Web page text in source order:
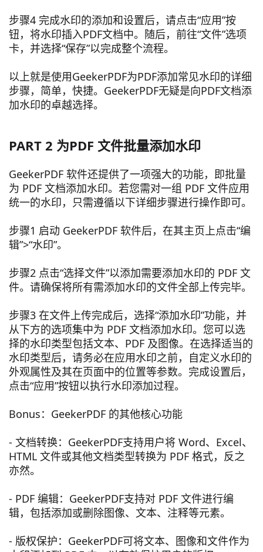
步骤4 完成水印的添加和设置后，请点击“应用”按
钮，将水印插入PDF文档中。随后，前往“文件”选项
卡，并选择“保存”以完成整个流程。
以上就是使用GeekerPDF为PDF添加常见水印的详细
步骤，简单，快捷。GeekerPDF无疑是向PDF文档添
加水印的卓越选择。
PART 2 为PDF 文件批量添加水印
GeekerPDF 软件还提供了一项强大的功能，即批量
为 PDF 文档添加水印。若您需对一组 PDF 文件应用
统一的水印，只需遵循以下详细步骤进行操作即可。
步骤1 启动 GeekerPDF 软件后，在其主页上点击“编
辑”>“水印”。
步骤2 点击“选择文件”以添加需要添加水印的 PDF 文
件。请确保将所有需添加水印的文件全部上传完毕。
步骤3 在文件上传完成后，选择“添加水印”功能，并
从下方的选项集中为 PDF 文档添加水印。您可以选
择的水印类型包括文本、PDF 及图像。在选择适当的
水印类型后，请务必在应用水印之前，自定义水印的
外观属性及其在页面中的位置等参数。完成设置后，
点击“应用”按钮以执行水印添加过程。
Bonus：GeekerPDF 的其他核心功能
- 文档转换：GeekerPDF支持用户将 Word、Excel、
HTML 文件或其他文档类型转换为 PDF 格式，反之
亦然。
- PDF 编辑：GeekerPDF支持对 PDF 文件进行编
辑，包括添加或删除图像、文本、注释等元素。
- 版权保护：GeekerPDF可将文本、图像和文件作为